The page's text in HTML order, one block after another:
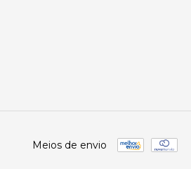
Meios de envio